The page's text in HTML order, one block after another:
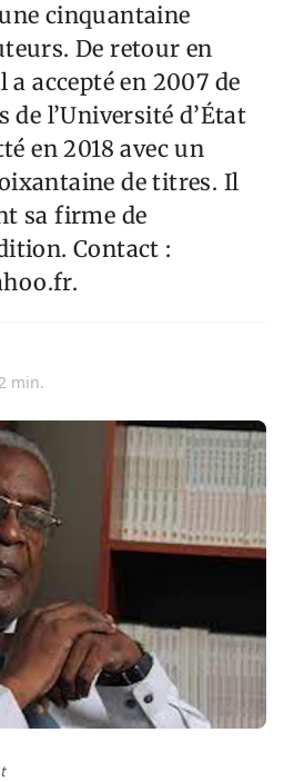
cinquantaine
De retour en
accepté en 2007 de
l’Université d’État
en 2018 avec un
de titres. Il
sa firme de
Contact :
min.